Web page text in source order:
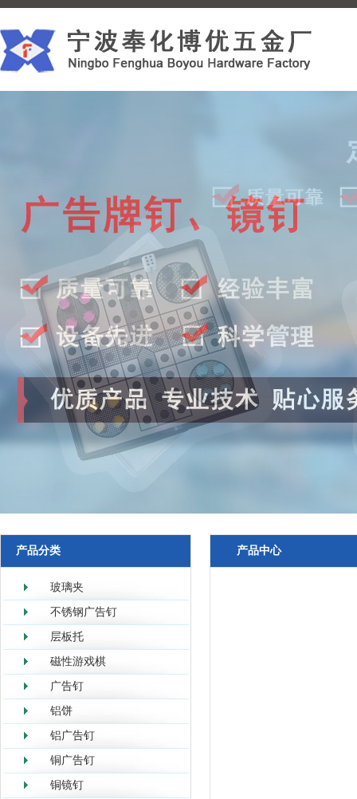
产品分类
玻璃夹
不锈钢广告钉
层板托
磁性游戏棋
广告钉
铝饼
铝广告钉
铜广告钉
铜镜钉
产品中心